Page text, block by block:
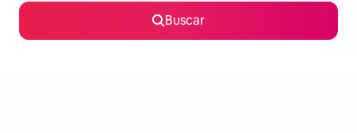
Buscar